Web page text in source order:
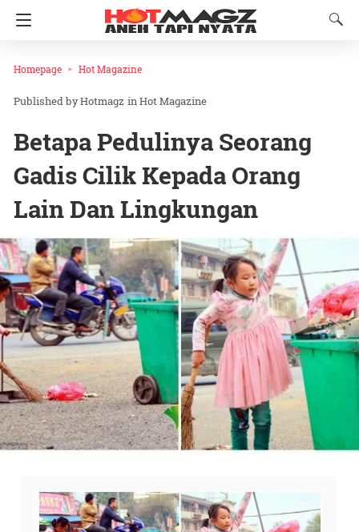
Homepage Hot Magazine
Hotmagz inHot Magazine
Betapa Pedulinya Seorang
Gadis Cilik Kepada Orang
Lain Dan Lingkungan